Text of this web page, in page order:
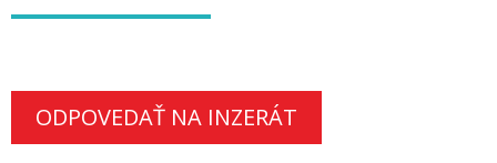
ODPOVEDAŤ NA INZERÁT